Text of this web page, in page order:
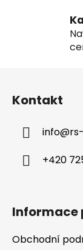
Kontakt
info@
+420
Informace
Obchodní